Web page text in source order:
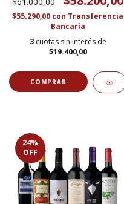
$55.290,00 con Transferencia
Bancaria
3 cuotas sin interés de
$19.400,00
24%
OFF